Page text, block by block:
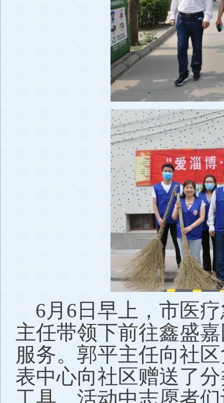
6月6日早上，市医
主任带领下前往鑫盛
服务。郭平主任向社
表中心向社区赠送了